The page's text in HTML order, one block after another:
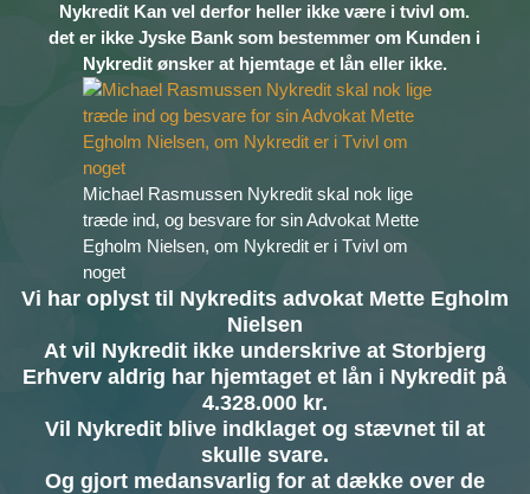
Nykredit Kan vel derfor heller ikke være i tvivl om.
det er ikke Jyske Bank som bestemmer om Kunden i
Nykredit ønsker at hjemtage et lån eller ikke.
Michael Rasmussen Nykredit skal nok lige
træde ind, og besvare for sin Advokat Mette
Egholm Nielsen, om Nykredit er i Tvivl om
noget
Vi har oplyst til Nykredits advokat Mette Egholm
Nielsen
At vil Nykredit ikke underskrive at Storbjerg
Erhverv aldrig har hjemtaget et lån i Nykredit på
4.328.000 kr.
Vil Nykredit blive indklaget og stævnet til at
skulle svare.
Og gjort medansvarlig for at dække over de